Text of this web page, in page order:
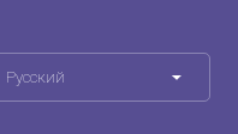
Русский